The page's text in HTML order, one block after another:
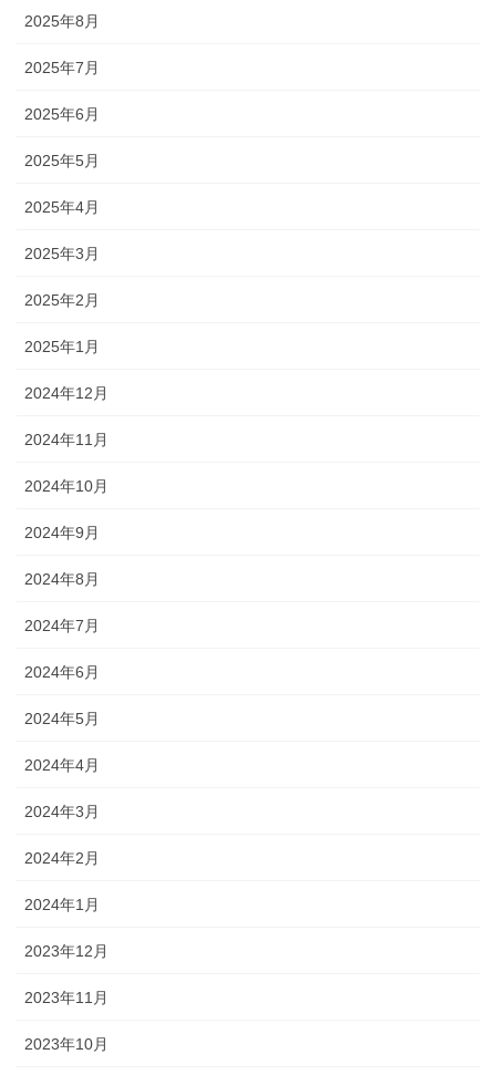
2025年8月
2025年7月
2025年6月
2025年5月
2025年4月
2025年3月
2025年2月
2025年1月
2024年12月
2024年11月
2024年10月
2024年9月
2024年8月
2024年7月
2024年6月
2024年5月
2024年4月
2024年3月
2024年2月
2024年1月
2023年12月
2023年11月
2023年10月